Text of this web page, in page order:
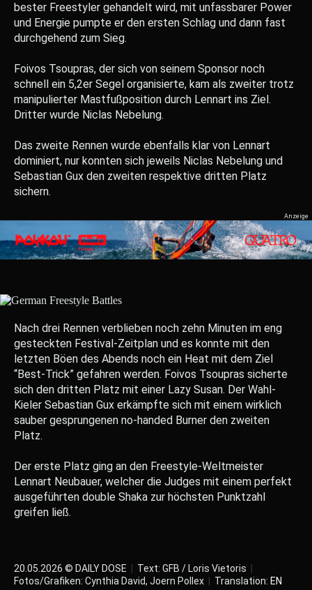
bester Freestyler gehandelt wird, mit unfassbarer Power
und Energie pumpte er den ersten Schlag und dann fast
durchgehend zum Sieg.
Foivos Tsoupras, der sich von seinem Sponsor noch
schnell ein 5,2er Segel organisierte, kam als zweiter trotz
manipulierter Mastfußposition durch Lennart ins Ziel.
Dritter wurde Niclas Nebelung.
Das zweite Rennen wurde ebenfalls klar von Lennart
dominiert, nur konnten sich jeweils Niclas Nebelung und
Sebastian Gux den zweiten respektive dritten Platz
sichern.
Nach drei Rennen verblieben noch zehn Minuten im eng
gesteckten Festival-Zeitplan und es konnte mit den
letzten Böen des Abends noch ein Heat mit dem Ziel
“Best-Trick” gefahren werden. Foivos Tsoupras sicherte
sich den dritten Platz mit einer Lazy Susan. Der Wahl-
Kieler Sebastian Gux erkämpfte sich mit einem wirklich
sauber gesprungenen no-handed Burner den zweiten
Platz.
Der erste Platz ging an den Freestyle-Weltmeister
Lennart Neubauer, welcher die Judges mit einem perfekt
ausgeführten double Shaka zur höchsten Punktzahl
greifen ließ.
20.05.2026 © DAILY DOSE Text: GFB / Loris Vietoris
Fotos/Grafiken: Cynthia David, Joern Pollex
Translation: EN